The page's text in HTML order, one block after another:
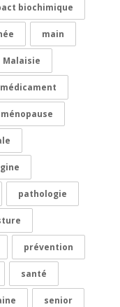
biochimique
main
Malaisie
médicament
ménopause
pathologie
prévention
santé
senior